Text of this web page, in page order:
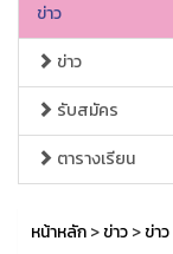
ข่าว
ข่าว
รับสมัคร
ตารางเรียน
หน้าหลัก>ข่าว>ข่าว